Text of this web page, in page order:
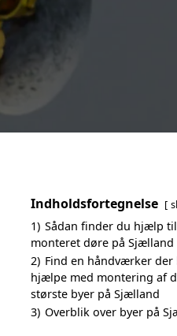
Indholdsfortegnelse
1) Sådan finder du hjælp
monteret døre på Sjælland
2) Find en håndværker der
hjælpe med montering af
største byer på Sjælland
3) Overblik over byer på